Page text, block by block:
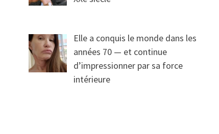
Elle a conquis le monde dans les
années 70 — et continue
d’impressionner par sa force
intérieure